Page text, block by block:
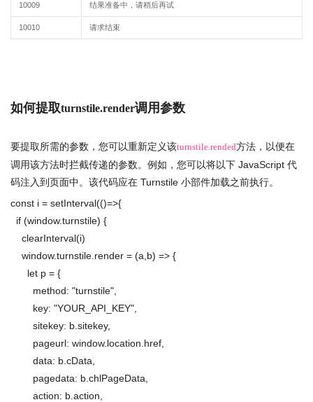
10009 结果准备中，请稍后再试
10010 请求结束
如何提取turnstile.render调用参数
要提取所需的参数，您可以重新定义该turnstile.rended方法，以便在
调用该方法时拦截传递的参数。例如，您可以将以下 JavaScript 代
码注入到页面中。该代码应在 Turnstile 小部件加载之前执行。
const i = setInterval(()=>{
if (window.turnstile) {
clearInterval(i)
window.turnstile.render = (a,b) => {
let p = {
method: "turnstile",
key: "YOUR_API_KEY",
sitekey: b.sitekey,
pageurl: window.location.href,
data: b.cData,
pagedata: b.chlPageData,
action: b.action,